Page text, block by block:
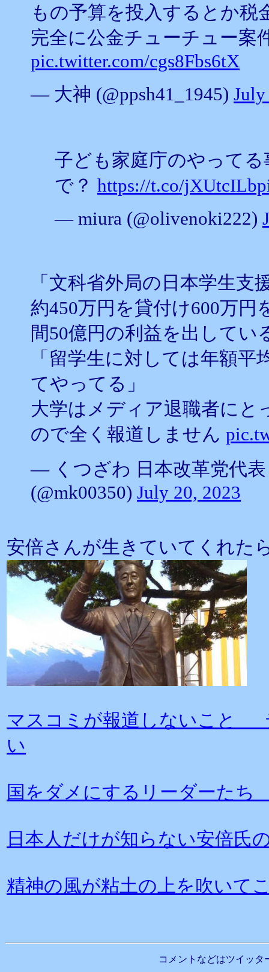
もの予算を投入するとか税
完全に公金チューチュー案
pic.twitter.com/cgs8Fbs6tX
— 大神 (@ppsh41_1945)
子ども家庭庁のやって
で？ https://t.co/
— miura (@olivenoki222)
「文科省外局の日本学生
約450万円を貸付け600万
間50億円の利益を出してい
「留学生に対しては年額
てやってる」
大学はメディア退職者にと
ので全く報道しません
— くつざわ 日本改革党代
(@mk00350) July 20, 2023
安倍さんが生きていてくれた
マスコミが報道しないこと
い
国をダメにするリーダーた
日本人だけが知らない安倍氏
精神の風が粘土の上を吹いて
コメントなどはツイッタ